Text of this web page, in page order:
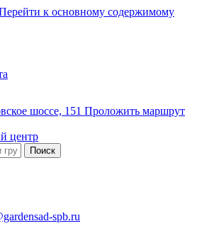
к основному содержимому
шоссе, 151 Проложить маршрут
Поиск
spb.ru